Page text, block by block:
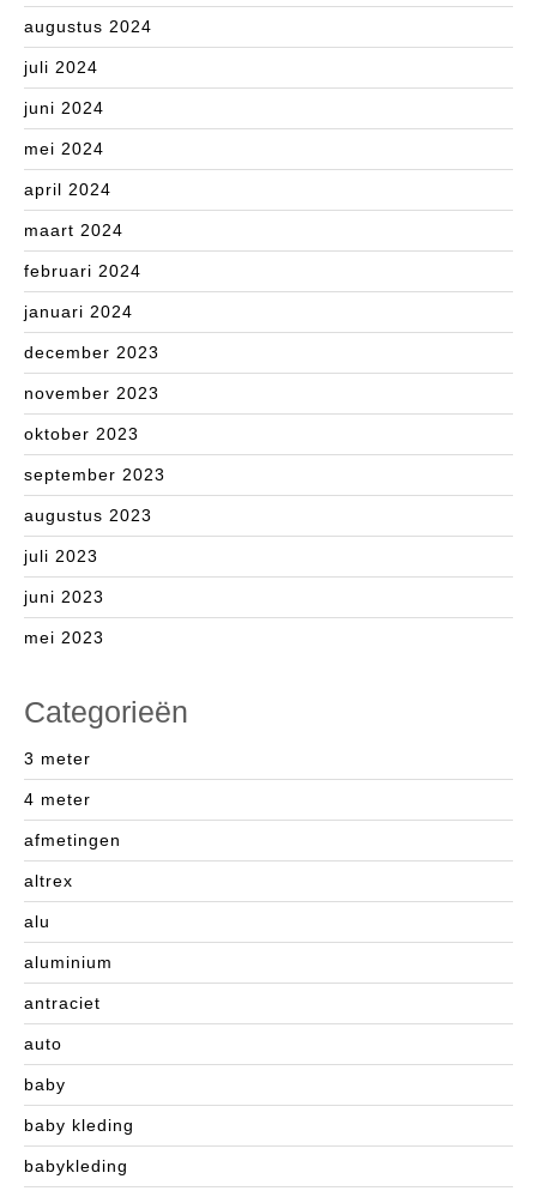
augustus 2024
juli 2024
juni 2024
mei 2024
april 2024
maart 2024
februari 2024
januari 2024
december 2023
november 2023
oktober 2023
september 2023
augustus 2023
juli 2023
juni 2023
mei 2023
Categorieën
3 meter
4 meter
afmetingen
altrex
alu
aluminium
antraciet
auto
baby
baby kleding
babykleding